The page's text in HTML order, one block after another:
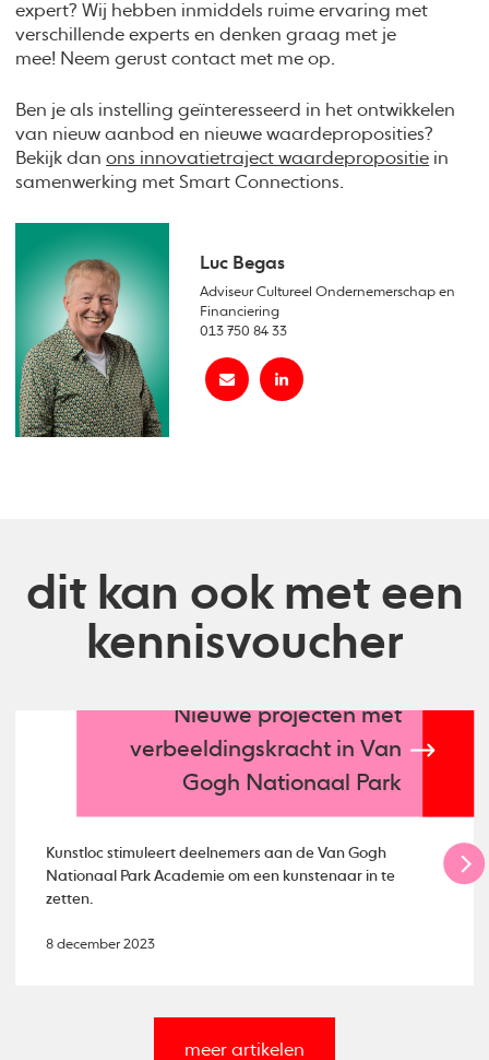
expert? Wij hebben inmiddels ruime ervaring met
verschillende experts en denken graag met je
mee! Neem gerust contact met me op.
Ben je als instelling geïnteresseerd in het ontwikkelen
van nieuw aanbod en nieuwe waardeproposities?
Bekijk danons innovatietraject waardepropositie in
samenwerking met Smart Connections.
Luc Begas
Adviseur Cultureel Ondernemerschap en
Financiering
013 750 84 33
dit kan ook met een
kennisvoucher
Nieuwe projecten mét
verbeeldingskracht in Van
Gogh Nationaal Park
Kunstloc stimuleert deelnemers aan de Van Gogh
Nationaal Park Academie om een kunstenaar in te
zetten.
8 december 2023
meer artikelen